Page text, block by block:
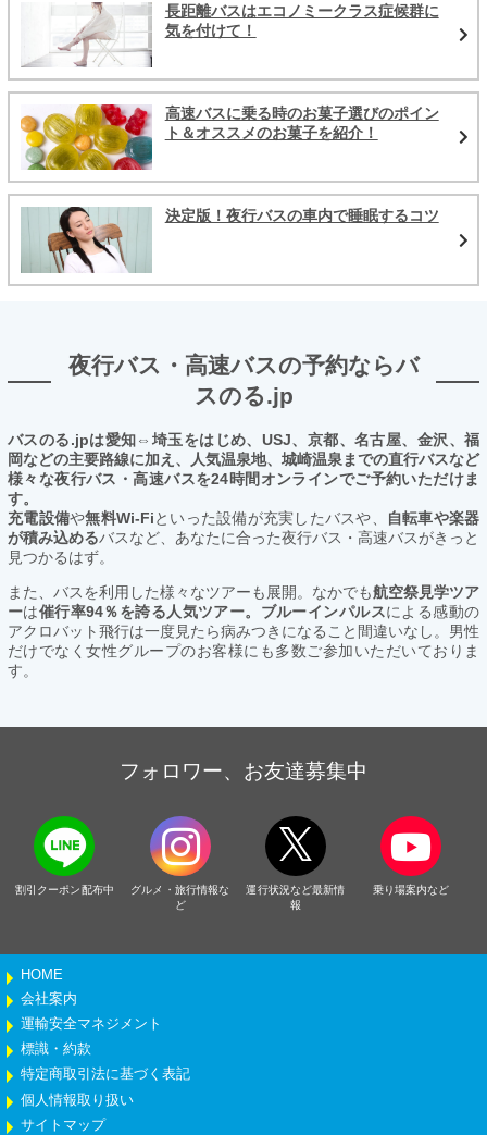
長距離バスはエコノミークラス症候群に
気を付けて！
高速バスに乗る時のお菓子選びのポイン
ト＆オススメのお菓子を紹介！
決定版！夜行バスの車内で睡眠するコツ
夜行バス・高速バスの予約ならバ
スのる.jp
バスのる.jpは愛知⇔埼玉をはじめ、USJ、京都、名古屋、金沢、福
岡などの主要路線に加え、人気温泉地、城崎温泉までの直行バスなど
様々な夜行バス・高速バスを24時間オンラインでご予約いただけま
す。
充電設備や無料Wi-Fiといった設備が充実したバスや、
自転車や楽器
が積み込めるバスなど、あなたに合った夜行バス・高速バスがきっと
見つかるはず。
また、バスを利用した様々なツアーも展開。なかでも航空祭見学ツア
ーは催行率94％を誇る人気ツアー。ブルーインパルスによる感動の
アクロバット飛行は一度見たら病みつきになること間違いなし。男性
だけでなく女性グループのお客様にも多数ご参加いただいておりま
す。
フォロワー、お友達募集中
割引クーポン配布中
グルメ・旅行情報な
ど
運行状況など最新情
報
乗り場案内など
HOME
会社案内
運輸安全マネジメント
標識・約款
特定商取引法に基づく表記
個人情報取り扱い
サイトマップ